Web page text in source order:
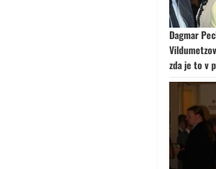
Dagmar
zda je to v